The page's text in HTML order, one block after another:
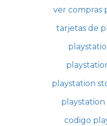
ver compras
tarjetas de
playstation
playstation
codigo